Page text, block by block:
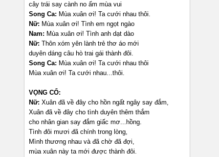
cây trái say cành no ấm mùa vui
Song Ca: Mùa xuân ơi! Ta cưới nhau thôi.
Nữ: Mùa xuân ơi! Tình em ngọt ngào
Nam: Mùa xuân ơi! Tình anh dạt dào
Nữ: Thôn xóm yên lành trẻ thơ áo mới
duyên dáng câu hò trai gái thành đôi.
Song Ca: Mùa xuân ơi! Ta cưới nhau thôi
Mùa xuân ơi! Ta cưới nhau...thôi.
VỌNG CỔ:
Nữ: Xuân đã về đây cho hồn ngất ngây say đắm,
Xuân đã về đây cho tình duyên thêm thắm
cho nhân gian say đắm giấc mơ...hồng.
Tình đôi mươi đã chính trong lòng,
Mình thương nhau và đã chờ đã đợi,
mùa xuân này ta mới được thành đôi.